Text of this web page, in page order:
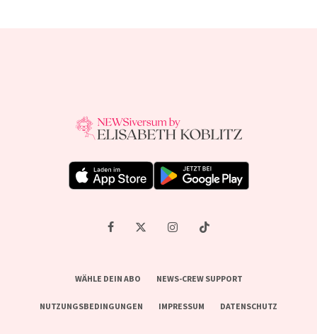
WÄHLE DEIN ABO NEWS-CREW SUPPORT
NUTZUNGSBEDINGUNGEN IMPRESSUM DATENSCHUTZ